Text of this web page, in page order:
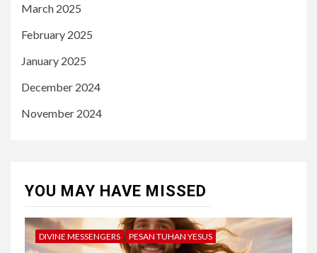
March 2025
February 2025
January 2025
December 2024
November 2024
YOU MAY HAVE MISSED
DIVINE MESSENGERS PESAN TUHAN YESUS